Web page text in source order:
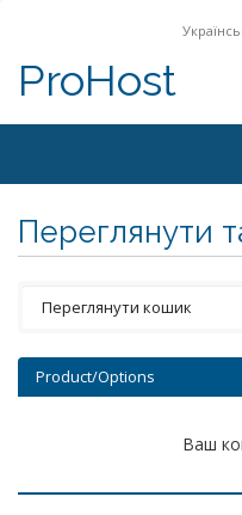
ProHost
Переглянути
Product/Options
Ваш